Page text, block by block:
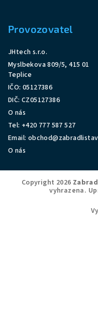
Provozovatel
JHtech s.r.o.
Myslbekova 809/5, 415 01
Teplice
IČO: 05127386
DIČ: CZ05127386
O nás
Tel: +420 777 587 527
Email:
O nás
Copyright 2026
vyhrazena.